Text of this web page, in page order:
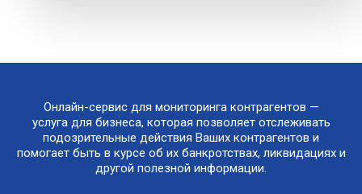
Онлайн-сервис для мониторинга контрагентов —
услуга для бизнеса, которая позволяет отслеживать
подозрительные действия Ваших контрагентов и
помогает быть в курсе об их банкротствах, ликвидациях и
другой полезной информации.